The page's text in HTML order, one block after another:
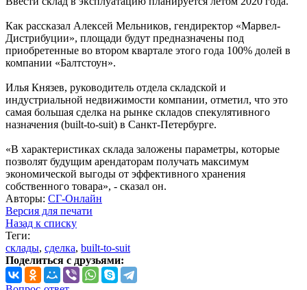
Как рассказал Алексей Мельников, гендиректор «Марвел-
Дистрибуции», площади будут предназначены под
приобретенные во втором квартале этого года 100% долей в
компании «Балтстоун».
Илья Князев, руководитель отдела складской и
индустриальной недвижимости компании, отметил, что это
самая большая сделка на рынке складов спекулятивного
назначения (built-to-suit) в Санкт-Петербурге.
«В характеристиках склада заложены параметры, которые
позволят будущим арендаторам получать максимум
экономической выгоды от эффективного хранения
собственного товара», - сказал он.
Авторы: СГ-Онлайн
Версия для печати
Назад к списку
Теги:
склады, сделка, built-to-suit
Поделиться с друзьями: